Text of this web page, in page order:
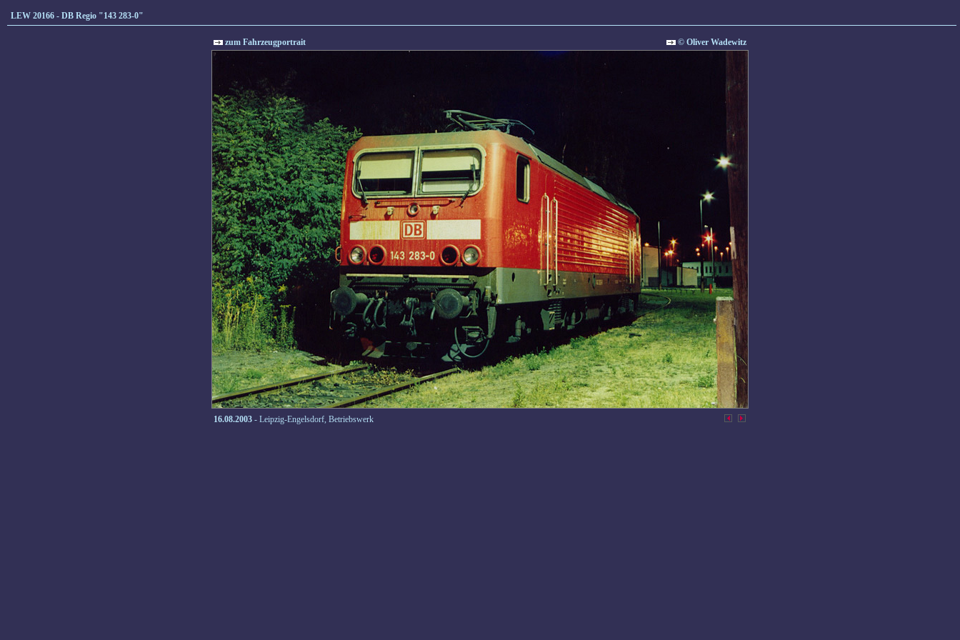
LEW 20166 - DB Regio "143 283-0"
zum Fahrzeugportrait © Oliver Wadewitz
16.08.2003 - Leipzig-Engelsdorf, Betriebswerk